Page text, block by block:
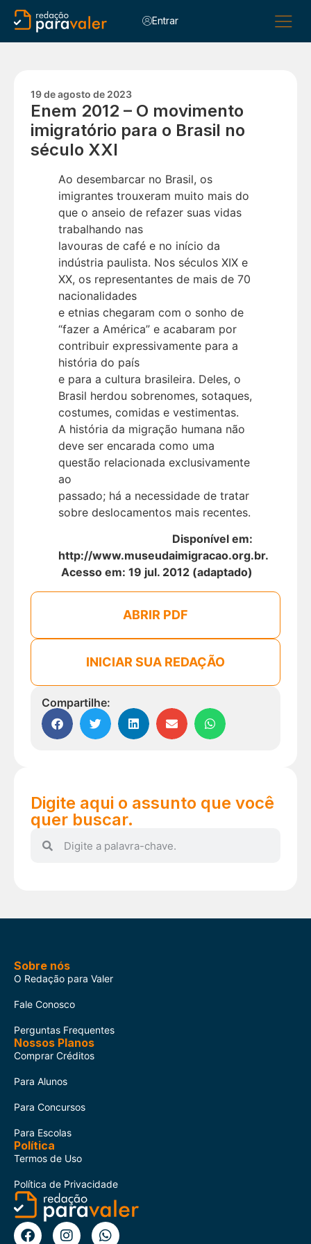
Entrar
19 de agosto de 2023
Enem 2012 – O movimento
imigratório para o Brasil no
século XXI
Ao desembarcar no Brasil, os
imigrantes trouxeram muito mais do
que o anseio de refazer suas vidas
trabalhando nas
lavouras de café e no início da
indústria paulista. Nos séculos XIX e
XX, os representantes de mais de 70
nacionalidades
e etnias chegaram com o sonho de
“fazer a América” e acabaram por
contribuir expressivamente para a
história do país
e para a cultura brasileira. Deles, o
Brasil herdou sobrenomes, sotaques,
costumes, comidas e vestimentas.
A história da migração humana não
deve ser encarada como uma
questão relacionada exclusivamente
ao
passado; há a necessidade de tratar
sobre deslocamentos mais recentes.
Disponível em:
http://www.museudaimigracao.org.br.
Acesso em: 19 jul. 2012 (adaptado)
ABRIR PDF
INICIAR SUA REDAÇÃO
Compartilhe:
Digite aqui o assunto que você
quer buscar.
Sobre nós
O Redação para Valer
Fale Conosco
Perguntas Frequentes
Nossos Planos
Comprar Créditos
Para Alunos
Para Concursos
Para Escolas
Política
Termos de Uso
Política de Privacidade